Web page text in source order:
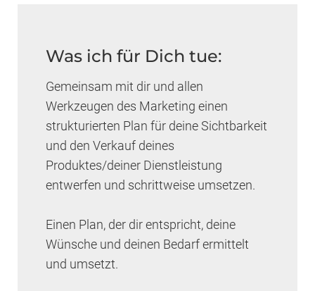
Was ich für Dich tue:
Gemeinsam mit dir und allen
Werkzeugen des Marketing einen
strukturierten Plan für deine Sichtbarkeit
und den Verkauf deines
Produktes/deiner Dienstleistung
entwerfen und schrittweise umsetzen.
Einen Plan, der dir entspricht, deine
Wünsche und deinen Bedarf ermittelt
und umsetzt.